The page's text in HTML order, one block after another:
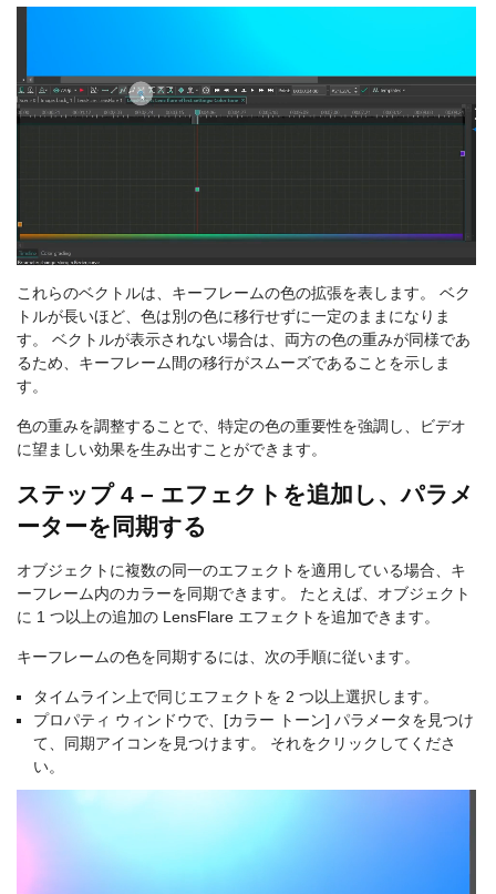
これらのベクトルは、キーフレームの色の拡張を表します。 ベク
トルが長いほど、色は別の色に移行せずに一定のままになりま
す。 ベクトルが表示されない場合は、両方の色の重みが同様であ
るため、キーフレーム間の移行がスムーズであることを示しま
す。
色の重みを調整することで、特定の色の重要性を強調し、ビデオ
に望ましい効果を生み出すことができます。
ステップ 4 – エフェクトを追加し、パラメ
ーターを同期する
オブジェクトに複数の同一のエフェクトを適用している場合、キ
ーフレーム内のカラーを同期できます。 たとえば、オブジェクト
に 1 つ以上の追加の LensFlare エフェクトを追加できます。
キーフレームの色を同期するには、次の手順に従います。
タイムライン上で同じエフェクトを 2 つ以上選択します。
プロパティ ウィンドウで、[カラー トーン] パラメータを見つけ
て、同期アイコンを見つけます。 それをクリックしてくださ
い。